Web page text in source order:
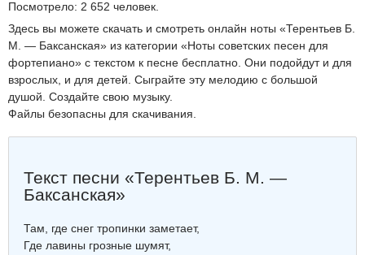
Посмотрело: 2 652 человек.
Здесь вы можете скачать и смотреть онлайн ноты «Терентьев Б.
М. — Баксанская» из категории «Ноты советских песен для
фортепиано» с текстом к песне бесплатно. Они подойдут и для
взрослых, и для детей. Сыграйте эту мелодию с большой
душой. Создайте свою музыку.
Файлы безопасны для скачивания.
Текст песни «Терентьев Б. М. —
Баксанская»
Там, где снег тропинки заметает,
Где лавины грозные шумят,